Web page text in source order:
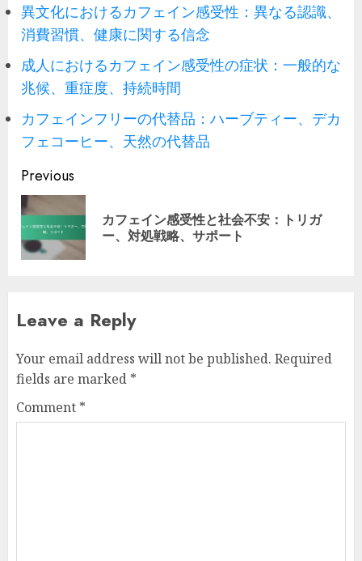
異文化におけるカフェイン感受性：異なる認識、
消費習慣、健康に関する信念
成人におけるカフェイン感受性の症状：一般的な
兆候、重症度、持続時間
カフェインフリーの代替品：ハーブティー、デカ
フェコーヒー、天然の代替品
Post
navigation
Previous
カフェイン感受性と社会不安：トリガ
ー、対処戦略、サポート
Leave a Reply
Your email address will not be published. Required
fields are marked *
Comment *